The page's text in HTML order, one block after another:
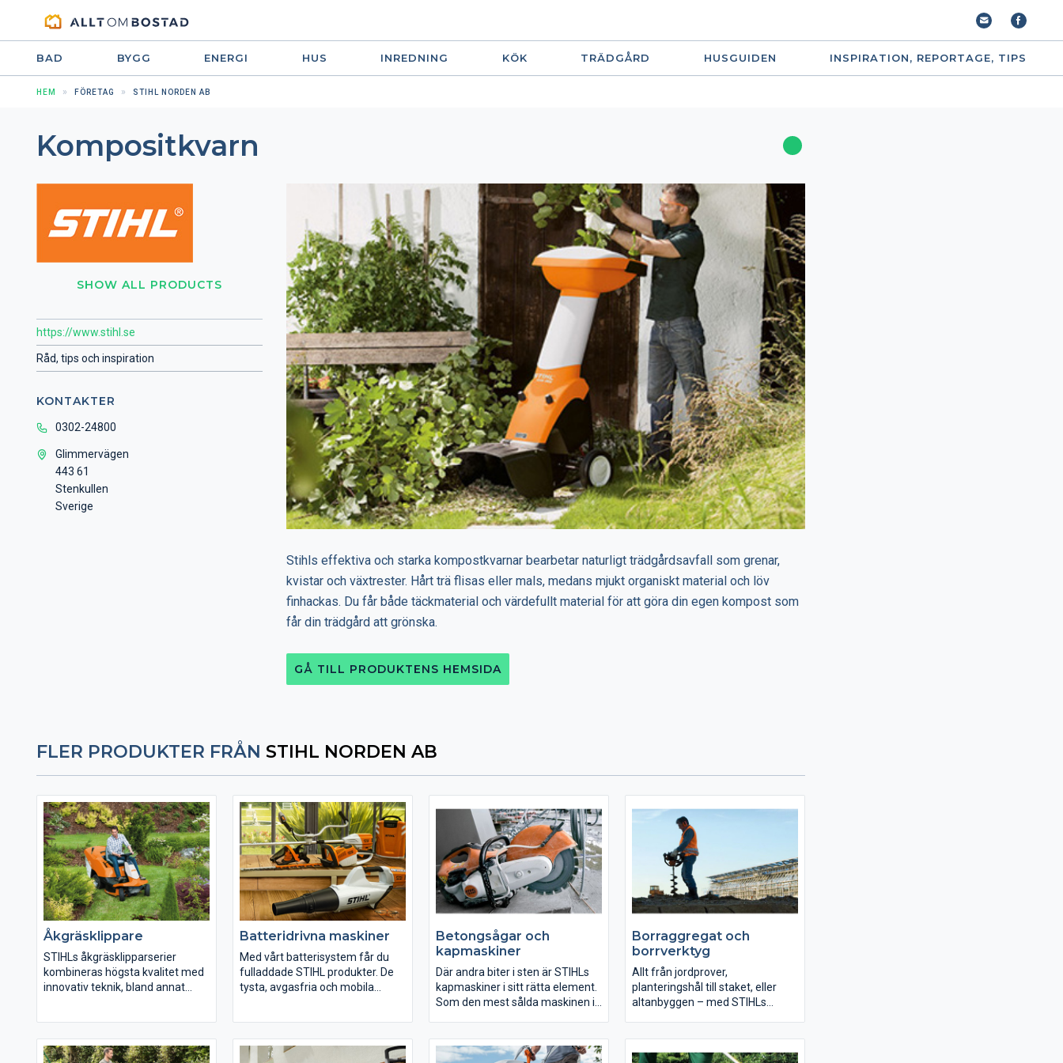
BAD BYGG ENERGI HUS INREDNING KÖK TRÄDGÅRD HUSGUIDEN INSPIRATION, REPORTAGE, TIPS
HEM FÖRETAG STIHL NORDEN AB
Kompositkvarn
SHOW ALL PRODUCTS
https://www.stihl.se
Råd, tips och inspiration
KONTAKTER
0302-24800
Glimmervägen
443 61
Stenkullen
Sverige
Stihls effektiva och starka kompostkvarnar bearbetar naturligt trädgårdsavfall som grenar,
kvistar och växtrester. Hårt trä flisas eller mals, medans mjukt organiskt material och löv
finhackas. Du får både täckmaterial och värdefullt material för att göra din egen kompost som
får din trädgård att grönska.
GÅ TILL PRODUKTENS HEMSIDA
FLER PRODUKTER FRÅN STIHL NORDEN AB
Åkgräsklippare
STIHLs åkgräsklipparserier
kombineras högsta kvalitet med
innovativ teknik, bland annat
högsta körkomfort, alla
Batteridrivna maskiner
Med vårt batterisystem får du
fulladdade STIHL produkter. De
tysta, avgasfria och mobila
tack vare den senaste
Betongsågar och
kapmaskiner
Där andra biter i sten är STIHLs
kapmaskiner i sitt rätta element.
Som den mest sålda maskinen i
byggarbetsplatsen. De grå-
Borraggregat och
borrverktyg
Allt från jordprover,
planteringshål till staket, eller
altanbyggen – med STIHLs